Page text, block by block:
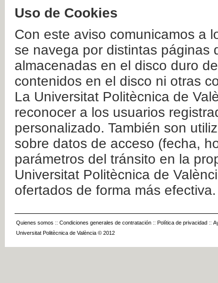
Uso de Cookies
Con este aviso comunicamos a
se navega por distintas páginas
almacenadas en el disco duro
contenidos en el disco ni otras
La Universitat Politècnica de
reconocer a los usuarios
personalizado. También son
sobre datos de acceso (fecha,
parámetros del tránsito en la
Universitat Politècnica de
ofertados de forma más efectiva.
Quienes somos :: Condiciones generales de contratación :: Política de privacidad ::
Universitat Politècnica de València © 2012